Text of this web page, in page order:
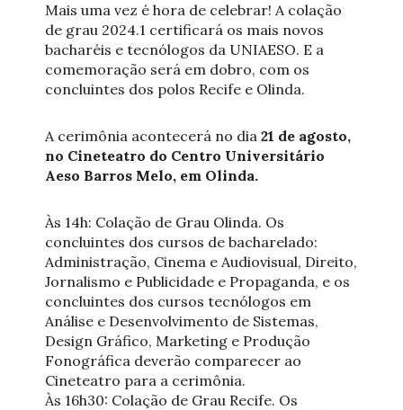
Mais uma vez é hora de celebrar! A colação
de grau 2024.1 certificará os mais novos
bacharéis e tecnólogos da UNIAESO. E a
comemoração será em dobro, com os
concluintes dos polos Recife e Olinda.
A cerimônia acontecerá no dia 21 de agosto,
no Cineteatro do Centro Universitário
Aeso Barros Melo, em Olinda.
Às 14h: Colação de Grau Olinda. Os
concluintes dos cursos de bacharelado:
Administração, Cinema e Audiovisual, Direito,
Jornalismo e Publicidade e Propaganda, e os
concluintes dos cursos tecnólogos em
Análise e Desenvolvimento de Sistemas,
Design Gráfico, Marketing e Produção
Fonográfica deverão comparecer ao
Cineteatro para a cerimônia.
Às 16h30: Colação de Grau Recife. Os